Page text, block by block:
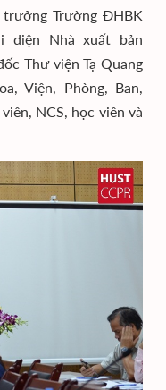
Trường ĐHBK
diện Nhà xuất bản
Thư viện Tạ Quang
Viện, Phòng, Ban,
NCS, học viên và